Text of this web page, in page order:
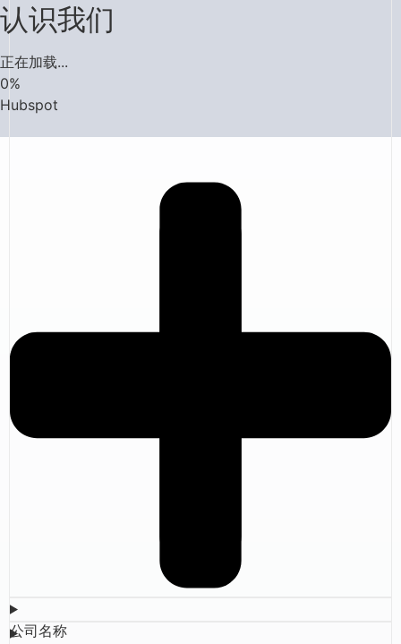
公司名称
认识我们
正在加载...
0%
Hubspot